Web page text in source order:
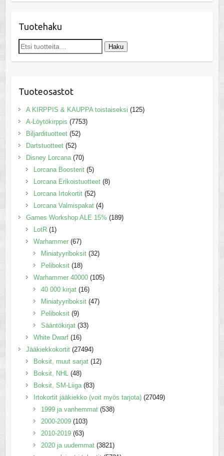
Tuotehaku
Etsi: Haku
Tuoteosastot
A KIRPPIS & KAUPPA toistaiseksi (125)
A-Löytökirppis (7753)
Biljardituotteet (52)
Dartstuotteet (52)
Disney Lorcana (70)
Lorcana Boosterit (5)
Lorcana Erikoistuotteet (8)
Lorcana Irtokortit (52)
Lorcana Valmispakat (4)
Games Workshop ALE 15% (189)
LotR (1)
Warhammer (67)
Miniatyyriboksit (32)
Peliboksit (18)
Warhammer 40000 (105)
40 000 kirjat (16)
Miniatyyriboksit (47)
Peliboksit (9)
Sääntökirjat (33)
White Dwarf (16)
Jääkiekkokortit (27494)
Boksit, muut sarjat (12)
Boksit, NHL (48)
Boksit, SM-Liiga (83)
Irtokortit jääkiekko (voit myös tarjota) (27049)
1999 ja vanhemmat (538)
2000-2009 (103)
2010-2019 (63)
2020 ja uudemmat (3821)